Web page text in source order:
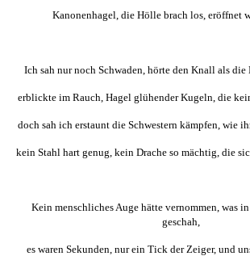
Kanonenhagel, die Hölle brach los, eröffnet
Ich sah nur noch Schwaden, hörte den Knall als
erblickte im Rauch, Hagel glühender Kugeln, die
doch sah ich erstaunt die Schwestern kämpfen, wie
kein Stahl hart genug, kein Drache so mächtig, die
Kein menschliches Auge hätte vernommen, was
geschah,
es waren Sekunden, nur ein Tick der Zeiger, und